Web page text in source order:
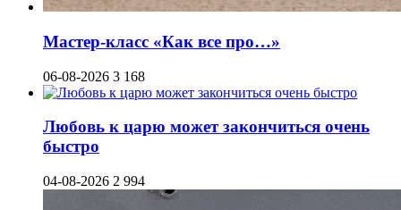
Мастер-класс «Как все про…»
06-08-2026 3 168
Любовь к царю может закончиться очень
быстро
04-08-2026 2 994